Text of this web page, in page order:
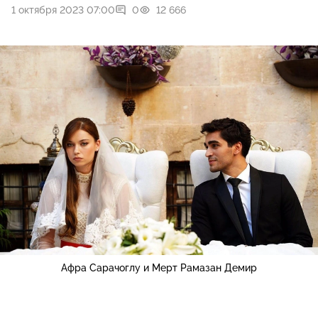
1 октября 2023 07:00 0 12 666
Афра Сарачоглу и Мерт Рамазан Демир